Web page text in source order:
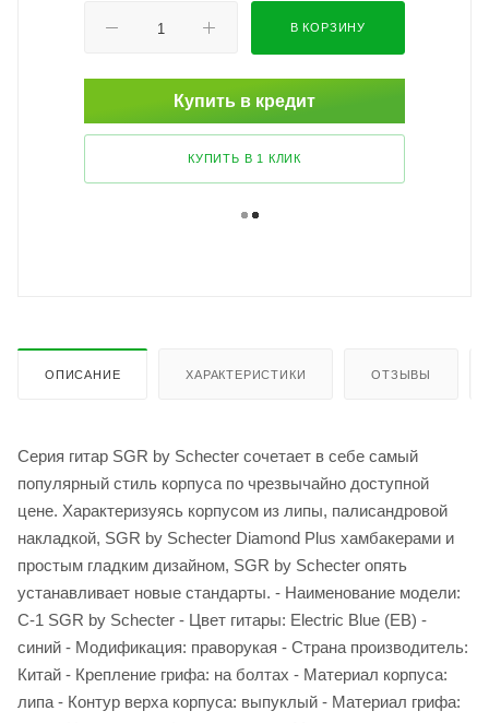
В КОРЗИНУ
Купить в кредит
КУПИТЬ В 1 КЛИК
ОПИСАНИЕ ХАРАКТЕРИСТИКИ ОТЗЫВЫ
Серия гитар SGR by Schecter сочетает в себе самый
популярный стиль корпуса по чрезвычайно доступной
цене. Характеризуясь корпусом из липы, палисандровой
накладкой, SGR by Schecter Diamond Plus хамбакерами и
простым гладким дизайном, SGR by Schecter опять
устанавливает новые стандарты. - Наименование модели:
C-1 SGR by Schecter - Цвет гитары: Electric Blue (EB) -
синий - Модификация: праворукая - Страна производитель:
Китай - Крепление грифа: на болтах - Материал корпуса:
липа - Контур верха корпуса: выпуклый - Материал грифа: